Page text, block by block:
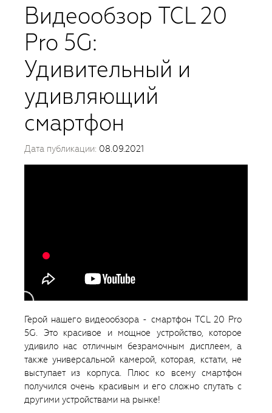
Видеообзор TCL 20
Pro 5G:
Удивительный и
удивляющий
смартфон
Дата публикации: 08.09.2021
Герой нашего видеообзора - смартфон TCL 20 Pro
5G. Это красивое и мощное устройство, которое
удивило нас отличным безрамочным дисплеем, а
также универсальной камерой, которая, кстати, не
выступает из корпуса. Плюс ко всему смартфон
получился очень красивым и его сложно спутать с
другими устройствами на рынке!